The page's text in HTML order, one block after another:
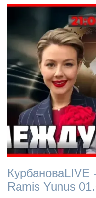
КурбановаLIVE
Ramis Yunus